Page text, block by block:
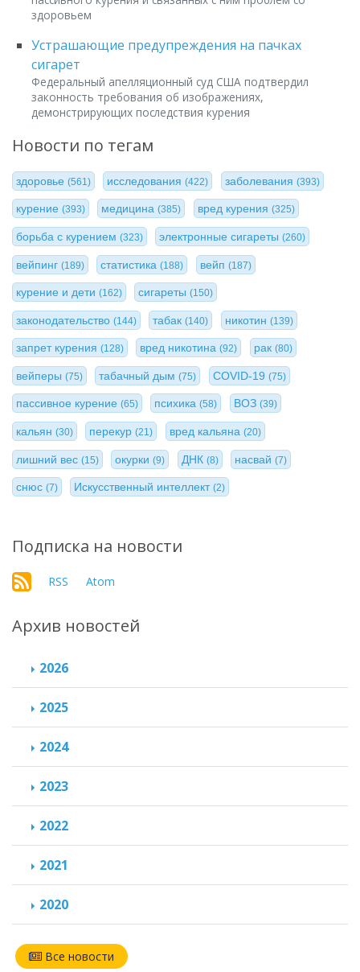
здоровьем
Устрашающие предупреждения на пачках
сигарет
Федеральный апелляционный суд США подтвердил
законность требования об изображениях,
демонстрирующих последствия курения
Новости по тегам
здоровье (561) исследования(422) заболевания (393)
курение (393) медицина(385) вред курения (325)
борьба с курением (323) электронные сигареты(260)
вейпинг (189) статистика(188) вейп (187)
курение и дети (162) сигареты(150)
законодательство (144) табак(140) никотин (139)
запрет курения (128) вред никотина(92) рак (80)
вейперы (75) табачный дым(75) COVID-19 (75)
пассивное курение (65) психика(58) ВОЗ (39)
кальян (30) перекур(21) вред кальяна (20)
лишний вес (15) окурки(9) ДНК (8) насвай(7)
снюс (7) Искусственный интеллект(2)
Подписка на новости
RSS Atom
Архив новостей
2026
2025
2024
2023
2022
2021
2020
Все новости